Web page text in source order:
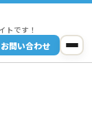
トです！
お問い合わせ